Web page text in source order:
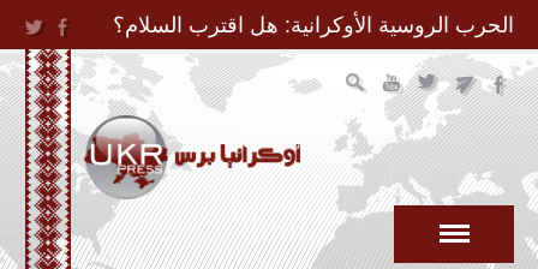
Jump to Navigation
الحرب الروسية الأوكرانية: هل اقترب السلام؟